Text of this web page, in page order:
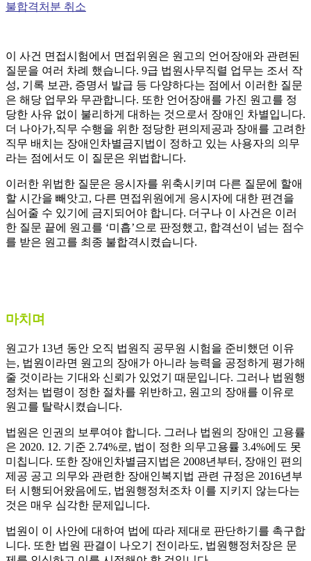
불합격처분 취소
이 사건 면접시험에서 면접위원은 원고의 언어장애와 관련된
질문을 여러 차례 했습니다. 9급 법원사무직렬 업무는 조서 작
성, 기록 보관, 증명서 발급 등 다양하다는 점에서 이러한 질문
은 해당 업무와 무관합니다. 또한 언어장애를 가진 원고를 정
당한 사유 없이 불리하게 대하는 것으로서 장애인 차별입니다.
더 나아가,직무 수행을 위한 정당한 편의제공과 장애를 고려한
직무 배치는 장애인차별금지법이 정하고 있는 사용자의 의무
라는 점에서도 이 질문은 위법합니다.
이러한 위법한 질문은 응시자를 위축시키며 다른 질문에 할애
할 시간을 빼앗고, 다른 면접위원에게 응시자에 대한 편견을
심어줄 수 있기에 금지되어야 합니다. 더구나 이 사건은 이러
한 질문 끝에 원고를 ‘미흡’으로 판정했고, 합격선이 넘는 점수
를 받은 원고를 최종 불합격시켰습니다.
마치며
원고가 13년 동안 오직 법원직 공무원 시험을 준비했던 이유
는, 법원이라면 원고의 장애가 아니라 능력을 공정하게 평가해
줄 것이라는 기대와 신뢰가 있었기 때문입니다. 그러나 법원행
정처는 법령이 정한 절차를 위반하고, 원고의 장애를 이유로
원고를 탈락시켰습니다.
법원은 인권의 보루여야 합니다. 그러나 법원의 장애인 고용률
은 2020. 12. 기준 2.74%로, 법이 정한 의무고용률 3.4%에도 못
미칩니다. 또한 장애인차별금지법은 2008년부터, 장애인 편의
제공 공고 의무와 관련한 장애인복지법 관련 규정은 2016년부
터 시행되어왔음에도, 법원행정처조차 이를 지키지 않는다는
것은 매우 심각한 문제입니다.
법원이 이 사안에 대하여 법에 따라 제대로 판단하기를 촉구합
니다. 또한 법원 판결이 나오기 전이라도, 법원행정처장은 문